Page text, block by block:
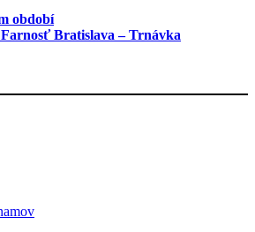
období
Bratislava – Trnávka